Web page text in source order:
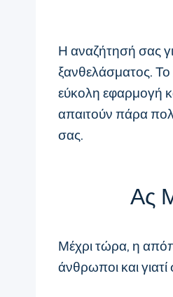
Η αναζήτησή σας
ξανθελάσματος. Το
εύκολη εφαρμογή
απαιτούν πάρα
σας.
Ας
Μέχρι τώρα, η
άνθρωποι και